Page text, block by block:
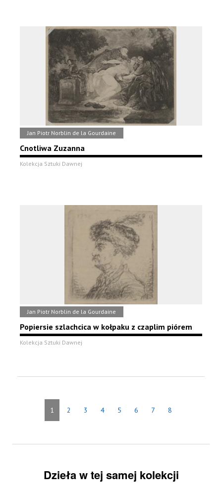
Jan Piotr Norblin de la Gourdaine
Cnotliwa Zuzanna
Kolekcja Sztuki Dawnej
Jan Piotr Norblin de la Gourdaine
Popiersie szlachcica w kołpaku z czaplim piórem
Kolekcja Sztuki Dawnej
1 2 3 4 5 6 7 8
Dzieła w tej samej kolekcji